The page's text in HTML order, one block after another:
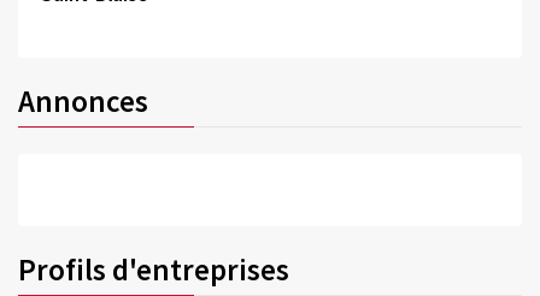
Annonces
Profils d'entreprises